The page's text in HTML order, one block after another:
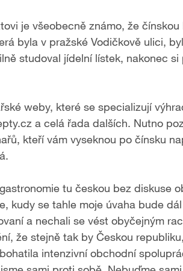
je všeobecně známo, že
byla v pražské Vodičkově ulici,
studoval jídelní lístek, nakonec
weby, které se specializují
a celá řada dalších. Nutno
kteří vám vyseknou po čínsku
tu českou bez diskuse
kudy se tahle moje úvaha bude
a nechali se vést obyčejným
že stejně tak by Českou
intenzivní obchodní